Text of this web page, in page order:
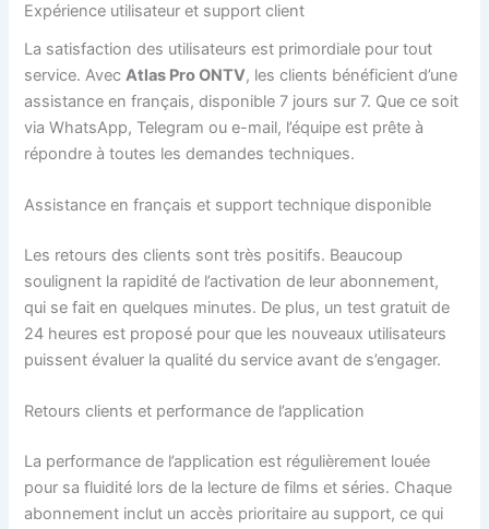
Expérience utilisateur et support client
La satisfaction des utilisateurs est primordiale pour tout
service. AvecAtlas Pro ONTV, les clients bénéficient d’une
assistance en français, disponible 7 jours sur 7. Que ce soit
via WhatsApp, Telegram ou e-mail, l’équipe est prête à
répondre à toutes les demandes techniques.
Assistance en français et support technique disponible
Les retours des clients sont très positifs. Beaucoup
soulignent la rapidité de l’activation de leur abonnement,
qui se fait en quelques minutes. De plus, un test gratuit de
24 heures est proposé pour que les nouveaux utilisateurs
puissent évaluer la qualité du service avant de s’engager.
Retours clients et performance de l’application
La performance de l’application est régulièrement louée
pour sa fluidité lors de la lecture de films et séries. Chaque
abonnement inclut un accès prioritaire au support, ce qui